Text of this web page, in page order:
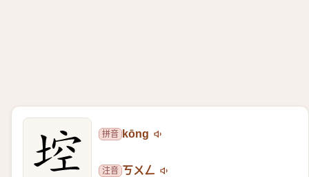
拼音 kōng
注音 ㄎㄨㄥ